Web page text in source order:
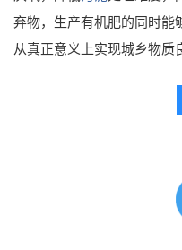
弃物，生产有机肥的同时能
从真正意义上实现城乡物质